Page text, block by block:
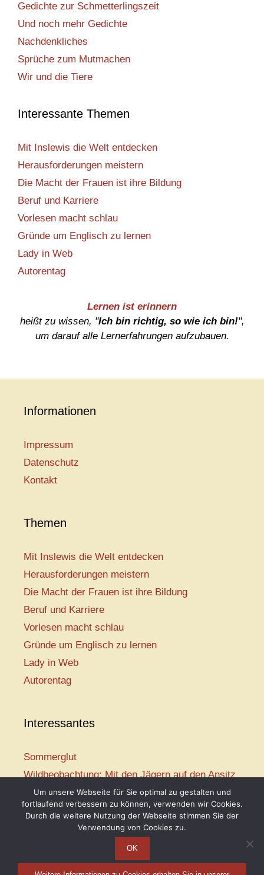
Gedichte zur Schmetterlingszeit
Und noch mehr Gedichte
Nachdenkliches
Sprüche zum Mutmachen
Wir und die Tiere
Interessante Themen
Mit Inslewis die Welt entdecken
Herausforderungen meistern
Die Macht der Frauen ist ihre Bildung
Beruf und Karriere
Vorlesen macht schlau
Gründe um Englisch zu lernen
Lady in Web
Autorentag
Lernen ist erinnern
heißt zu wissen, "Ich bin richtig, so wie ich bin!",
um darauf alle Lernerfahrungen aufzubauen.
Informationen
Impressum
Datenschutz
Kontakt
Themen
Mit Inslewis die Welt entdecken
Herausforderungen meistern
Die Macht der Frauen ist ihre Bildung
Beruf und Karriere
Vorlesen macht schlau
Gründe um Englisch zu lernen
Lady in Web
Autorentag
Interessantes
Sommerglut
Wildbeobachtung: Mit den Jägern auf den Ansitz
Mir ist so heiß
Mission: Rettungsschwimmer
Vogelwelt-Entdeckertour
Um unsere Webseite für Sie optimal zu gestalten und
fortlaufend verbessern zu können, verwenden wir Cookies.
Durch die weitere Nutzung der Webseite stimmen Sie der
Verwendung von Cookies zu.
OK